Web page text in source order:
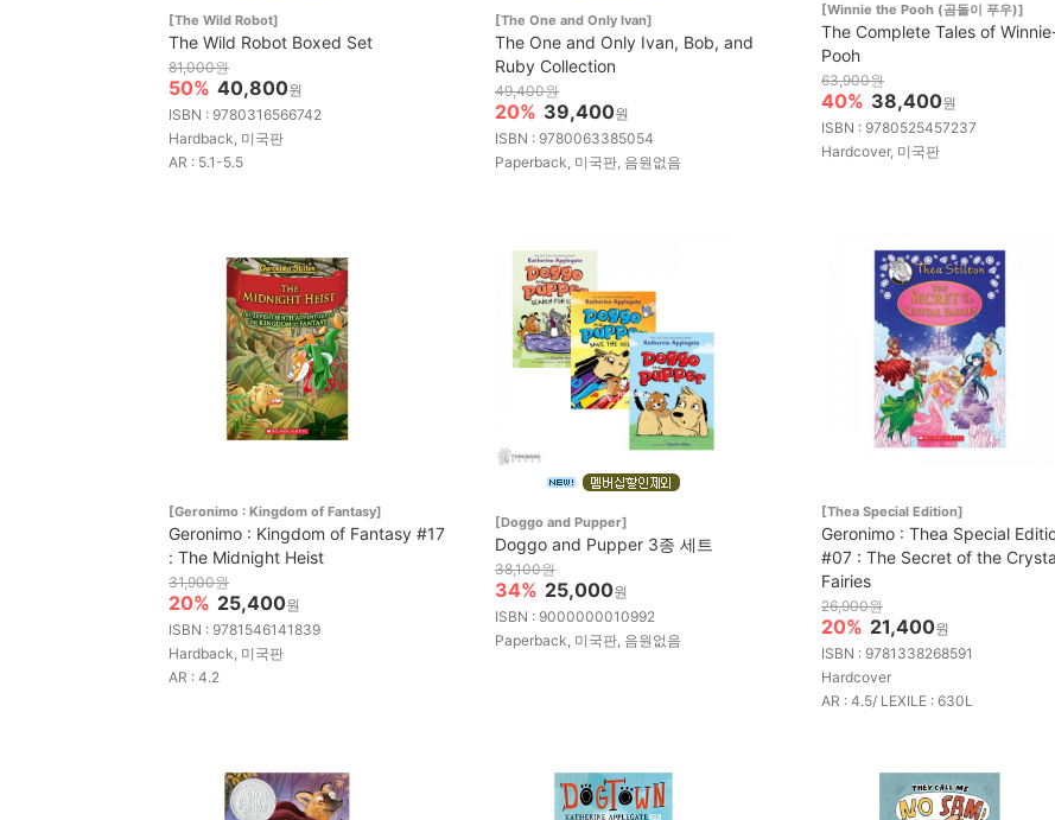
[The Wild Robot]
The Wild Robot Boxed Set
81,000원
50% 40,800원
ISBN : 9780316566742
Hardback, 미국판
AR : 5.1-5.5
[The One and Only Ivan]
The One and Only Ivan, Bob, and
Ruby Collection
49,400원
20% 39,400원
ISBN : 9780063385054
Paperback, 미국판, 음원없음
[Winnie the Pooh (곰돌이 푸우)]
The Complete Tales of
Pooh
63,900원
40% 38,400원
ISBN : 9780525457237
Hardcover, 미국판
[Geronimo : Kingdom of Fantasy]
Geronimo : Kingdom of Fantasy #17
: The Midnight Heist
31,900원
20% 25,400원
ISBN : 9781546141839
Hardback, 미국판
AR : 4.2
[Doggo and Pupper]
Doggo and Pupper 3종 세트
38,100원
34% 25,000원
ISBN : 9000000010992
Paperback, 미국판, 음원없음
[Thea Special Edition]
Geronimo : Thea Special
#07 : The Secret of the
Fairies
26,900원
20% 21,400원
ISBN : 9781338268591
Hardcover
AR : 4.5/ LEXILE : 630L